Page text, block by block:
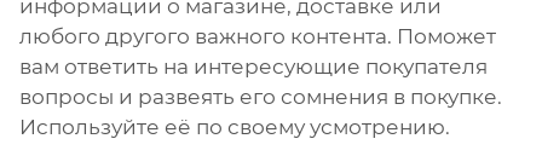
информации о магазине, доставке или
любого другого важного контента. Поможет
вам ответить на интересующие покупателя
вопросы и развеять его сомнения в покупке.
Используйте её по своему усмотрению.